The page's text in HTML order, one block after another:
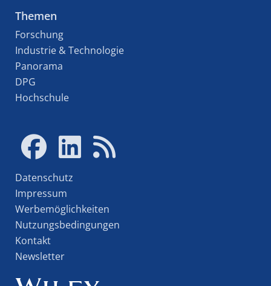
Themen
Forschung
Industrie & Technologie
Panorama
DPG
Hochschule
Datenschutz
Impressum
Werbemöglichkeiten
Nutzungsbedingungen
Kontakt
Newsletter